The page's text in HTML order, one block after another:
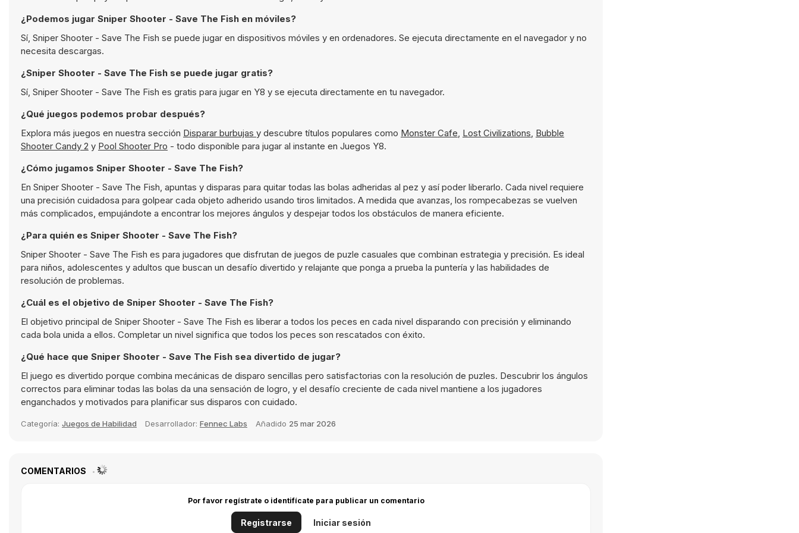
¿Podemos jugar Sniper Shooter - Save The Fish en móviles?
Sí, Sniper Shooter - Save The Fish se puede jugar en dispositivos móviles y en ordenadores. Se ejecuta directamente en el navegador y no
necesita descargas.
¿Sniper Shooter - Save The Fish se puede jugar gratis?
Sí, Sniper Shooter - Save The Fish es gratis para jugar en Y8 y se ejecuta directamente en tu navegador.
¿Qué juegos podemos probar después?
Explora más juegos en nuestra sección Disparar burbujas y descubre títulos populares como Monster Cafe, Lost Civilizations, Bubble
Shooter Candy 2 y Pool Shooter Pro - todo disponible para jugar al instante en Juegos Y8.
¿Cómo jugamos Sniper Shooter - Save The Fish?
En Sniper Shooter - Save The Fish, apuntas y disparas para quitar todas las bolas adheridas al pez y así poder liberarlo. Cada nivel requiere
una precisión cuidadosa para golpear cada objeto adherido usando tiros limitados. A medida que avanzas, los rompecabezas se vuelven
más complicados, empujándote a encontrar los mejores ángulos y despejar todos los obstáculos de manera eficiente.
¿Para quién es Sniper Shooter - Save The Fish?
Sniper Shooter - Save The Fish es para jugadores que disfrutan de juegos de puzle casuales que combinan estrategia y precisión. Es ideal
para niños, adolescentes y adultos que buscan un desafío divertido y relajante que ponga a prueba la puntería y las habilidades de
resolución de problemas.
¿Cuál es el objetivo de Sniper Shooter - Save The Fish?
El objetivo principal de Sniper Shooter - Save The Fish es liberar a todos los peces en cada nivel disparando con precisión y eliminando
cada bola unida a ellos. Completar un nivel significa que todos los peces son rescatados con éxito.
¿Qué hace que Sniper Shooter - Save The Fish sea divertido de jugar?
El juego es divertido porque combina mecánicas de disparo sencillas pero satisfactorias con la resolución de puzles. Descubrir los ángulos
correctos para eliminar todas las bolas da una sensación de logro, y el desafío creciente de cada nivel mantiene a los jugadores
enganchados y motivados para planificar sus disparos con cuidado.
Categoría: Juegos de Habilidad Desarrollador: Fennec Labs Añadido 25 mar 2026
COMENTARIOS
Por favor regístrate o identifícate para publicar un comentario
Registrarse Iniciar sesión